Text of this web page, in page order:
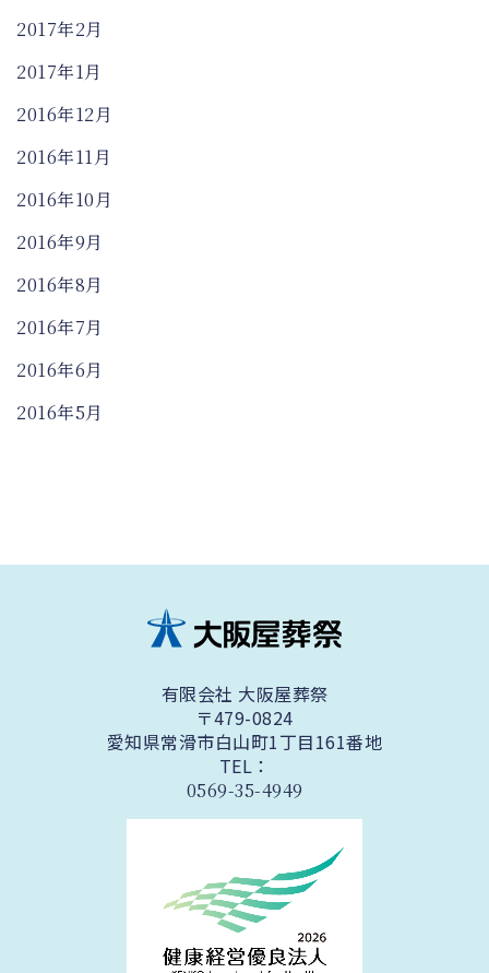
2017年2月
2017年1月
2016年12月
2016年11月
2016年10月
2016年9月
2016年8月
2016年7月
2016年6月
2016年5月
有限会社 大阪屋葬祭
〒479-0824
愛知県常滑市白山町1丁目161番地
TEL：
0569-35-4949